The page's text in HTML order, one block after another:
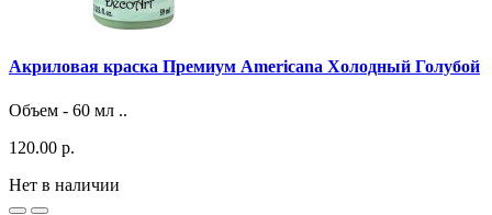
Акриловая краска Премиум Americana Холодный Голубой
Объем - 60 мл ..
120.00 р.
Нет в наличии